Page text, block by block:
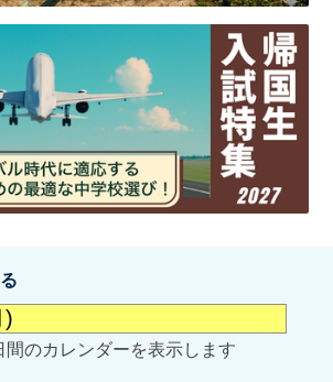
最近見た学校
ません
校
校はありません
のカレンダーを表示します